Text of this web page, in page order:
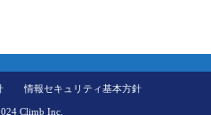
情報セキュリティ基本方針
Climb Inc.